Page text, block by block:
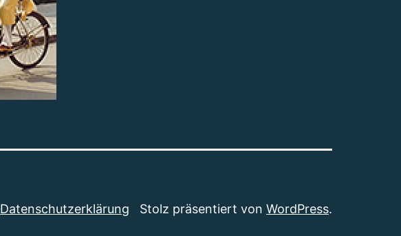
Datenschutzerklärung Stolz präsentiert von WordPress.